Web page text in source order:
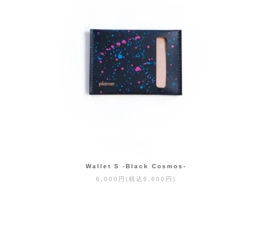
Wallet S -Black Cosmos-
6,000円(税込6,600円)